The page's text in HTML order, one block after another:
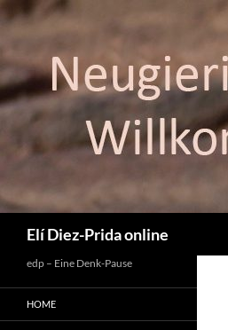
Elí Diez-Prida online
edp – Eine Denk-Pause
HOME